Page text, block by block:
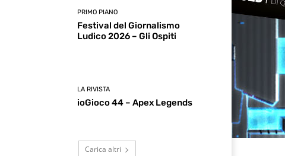
PRIMO PIANO
Festival del Giornalismo
Ludico 2026 – Gli Ospiti
LA RIVISTA
ioGioco 44 – Apex Legends
Carica altri